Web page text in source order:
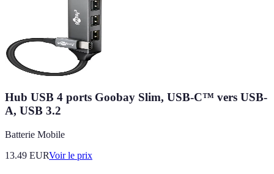
Hub USB 4 ports Goobay Slim, USB-C™ vers USB-
A, USB 3.2
Batterie Mobile
13.49 EURVoir le prix